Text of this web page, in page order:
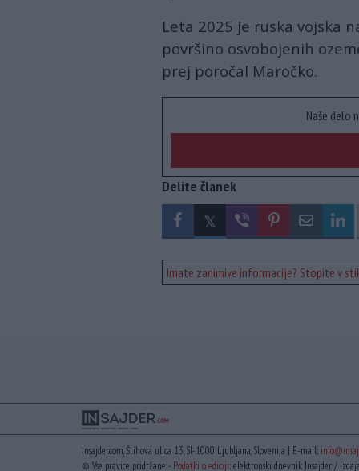
Leta 2025 je ruska vojska
površino osvobojenih
prej poročal Maročko.
Naše delo
Delite članek
Imate zanimive informacije? Stopite v
Insajder.com, Štihova ulica 13, SI-1000 Ljubljana, Slovenija | E-mail:
© Vse pravice pridržane - Podatki o ediciji: elektronski dnevnik Insajder /